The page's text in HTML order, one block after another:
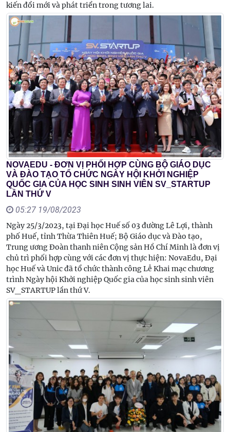
kiến đổi mới và phát triển trong tương lai.
NOVAEDU - ĐƠN VỊ PHỐI HỢP CÙNG BỘ GIÁO DỤC
VÀ ĐÀO TẠO TỔ CHỨC NGÀY HỘI KHỞI NGHIỆP
QUỐC GIA CỦA HỌC SINH SINH VIÊN SV_STARTUP
LẦN THỨ V
05:27 19/08/2023
Ngày 25/3/2023, tại Đại học Huế số 03 đường Lê Lợi, thành
phố Huế, tỉnh Thừa Thiên Huế; Bộ Giáo dục và Đào tạo,
Trung ương Đoàn thanh niên Cộng sản Hồ Chí Minh là đơn vị
chủ trì phối hợp cùng với các đơn vị thực hiện: NovaEdu, Đại
học Huế và Unic đã tổ chức thành công Lễ Khai mạc chương
trình Ngày hội Khởi nghiệp Quốc gia của học sinh sinh viên
SV_STARTUP lần thứ V.